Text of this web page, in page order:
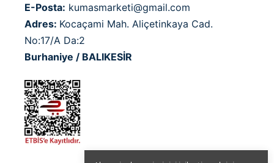
E-Posta: kumasmarketi@gmail.com
Adres: Kocaçami Mah. Aliçetinkaya Cad.
No:17/A Da:2
Burhaniye / BALIKESİR